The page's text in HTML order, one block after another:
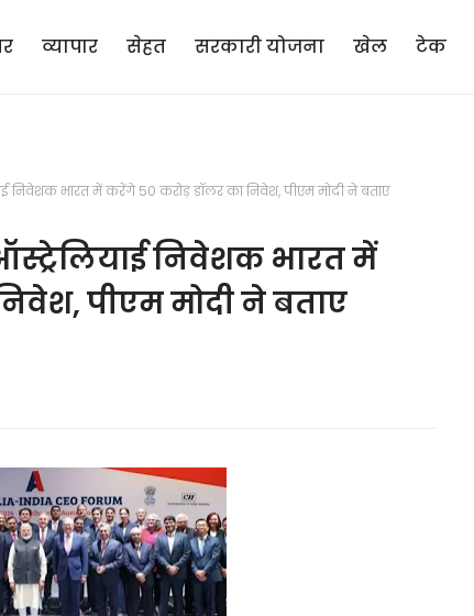
व्यापार सेहत सरकारी योजना खेल टेक
निवेशक भारत में करेंगे 50 करोड़ डॉलर का निवेश, पीएम मोदी ने बताए
निवेशक भारत में
पीएम मोदी ने बताए